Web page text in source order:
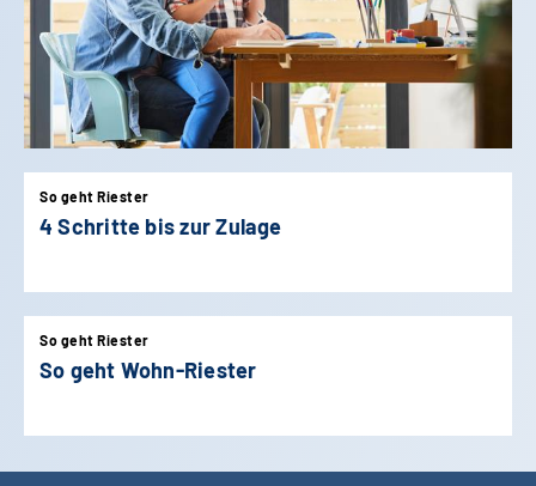
So geht Riester
4 Schritte bis zur Zulage
So geht Riester
So geht Wohn-Riester